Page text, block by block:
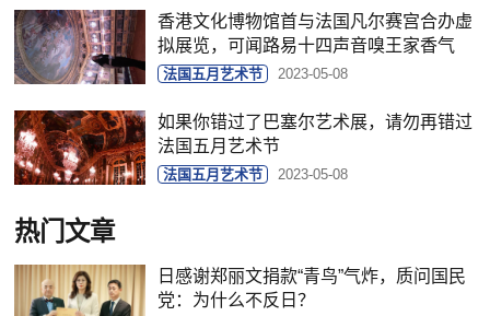
香港文化博物馆首与法国凡尔赛宫合办虚
拟展览，可闻路易十四声音嗅王家香气
法国五月艺术节 2023-05-08
如果你错过了巴塞尔艺术展，请勿再错过
法国五月艺术节
法国五月艺术节 2023-05-08
热门文章
日感谢郑丽文捐款“青鸟”气炸，质问国民
党：为什么不反日？